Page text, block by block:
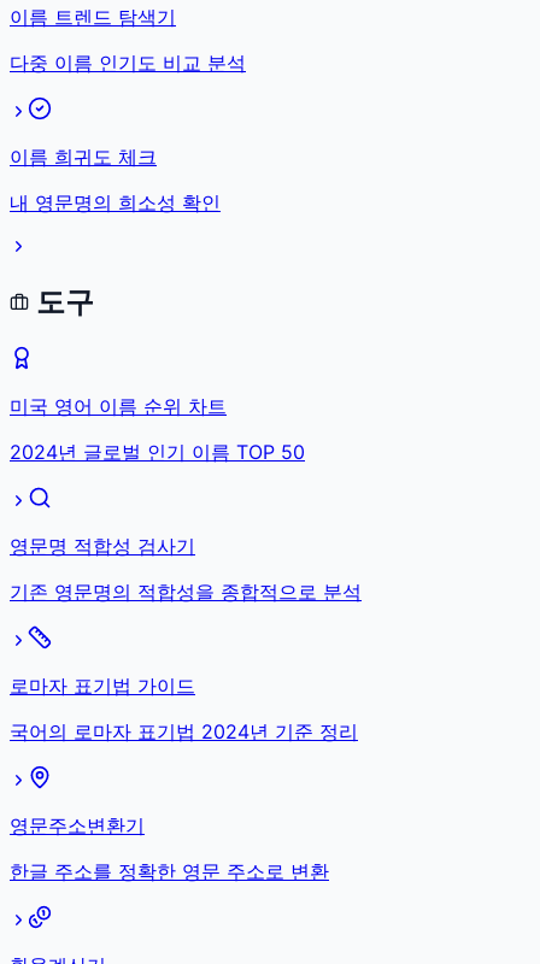
이름 트렌드 탐색기
다중 이름 인기도 비교 분석
이름 희귀도 체크
내 영문명의 희소성 확인
도구
미국 영어 이름 순위 차트
2024년 글로벌 인기 이름 TOP 50
영문명 적합성 검사기
기존 영문명의 적합성을 종합적으로 분석
로마자 표기법 가이드
국어의 로마자 표기법 2024년 기준 정리
영문주소변환기
한글 주소를 정확한 영문 주소로 변환